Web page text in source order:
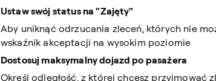
Ustaw swój status na "Zajęty"
Aby uniknąć odrzucania zleceń, których nie
wskaźnik akceptacji na wysokim poziomie
Dostosuj maksymalny dojazd po pasażera
Określ odległość, z której chcesz przyjmować